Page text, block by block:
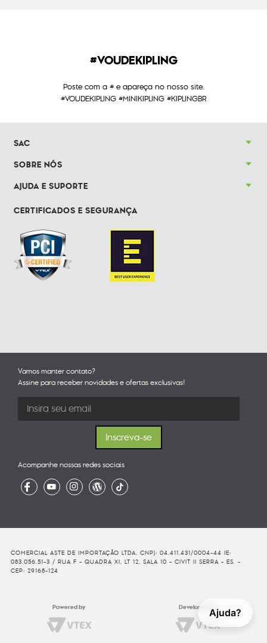
Ajuda?
#VOUDEKIPLING
Poste com a # e apareça no nosso site.
#VOUDEKIPLING #MINIKIPLING #KIPLINGBR
SAC
SOBRE NÓS
AJUDA E SUPORTE
CERTIFICADOS E SEGURANÇA
Vamos manter contato?
Assine para receber novidades e ofertas exclusivas!
Acompanhe nossas redes sociais
COMERCIAL ASTE DE IMPORTAÇÃO LTDA. CNPJ: 04.411.431/0004-44 IE:
083.056.51-3 / RUA F - QUADRA XI, LT 12, SALA 10 - CIVIT II SERRA - ES. -
CEP: 29168-124
Powered by Developed By